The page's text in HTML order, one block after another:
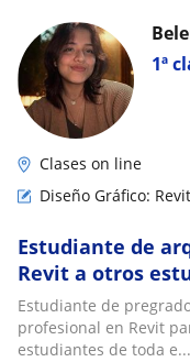
1ª
Clases on line
Diseño Gráfico: Revit
Estudiante de
Revit a otros
Estudiante de
profesional en Revit
estudiantes de toda e...